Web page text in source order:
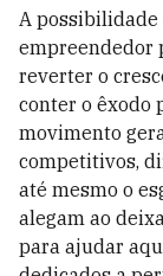
A possibilidade
empreendedor
reverter o
conter o êxodo
movimento
competitivos,
até mesmo o
alegam ao
para ajudar